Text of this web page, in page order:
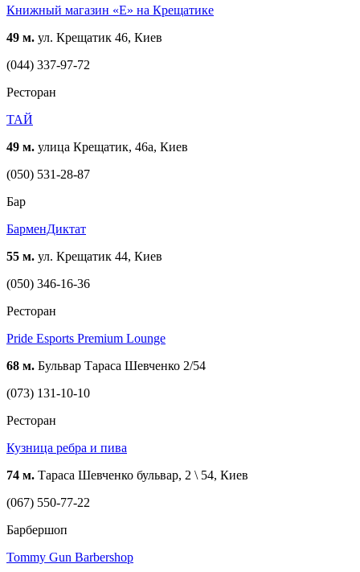
Книжный магазин «Е» на Крещатике
49 м. ул. Крещатик 46, Киев
(044) 337-97-72
Ресторан
ТАЙ
49 м. улица Крещатик, 46a, Киев
(050) 531-28-87
Бар
БарменДиктат
55 м. ул. Крещатик 44, Киев
(050) 346-16-36
Ресторан
Pride Esports Premium Lounge
68 м. Бульвар Тараса Шевченко 2/54
(073) 131-10-10
Ресторан
Кузница ребра и пива
74 м. Тараса Шевченко бульвар, 2 \ 54, Киев
(067) 550-77-22
Барбершоп
Tommy Gun Barbershop